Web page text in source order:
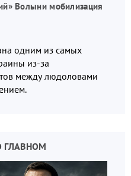
Волыни мобилизация
одним из самых
из-за
между людоловами
ГЛАВНОМ